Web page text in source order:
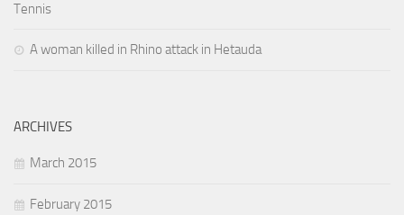
Tennis
A woman killed in Rhino attack in Hetauda
ARCHIVES
March 2015
February 2015